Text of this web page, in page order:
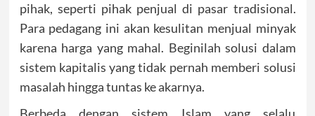
pihak, seperti pihak penjual di pasar tradisional.
Para pedagang ini akan kesulitan menjual minyak
karena harga yang mahal. Beginilah solusi dalam
sistem kapitalis yang tidak pernah memberi solusi
masalah hingga tuntas ke akarnya.